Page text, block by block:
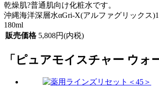
乾燥肌?普通肌向け化粧水です。
沖縄海洋深層水αGri-X(アルファグリックス
180ml
販売価格 5,808円(内税)
「ピュアモイスチャー ウォ